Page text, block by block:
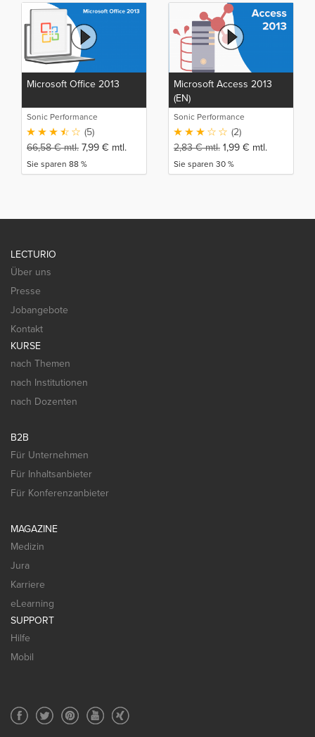
Microsoft Office 2013
Sonic Performance
(5)
66,58€mtl. 7,99 € mtl.
Sie sparen 88 %
Microsoft Access 2013
(EN)
Sonic Performance
(2)
2,83€mtl. 1,99 € mtl.
Sie sparen 30 %
LECTURIO
Über uns
Presse
Jobangebote
Kontakt
KURSE
nach Themen
nach Institutionen
nach Dozenten
B2B
Für Unternehmen
Für Inhaltsanbieter
Für Konferenzanbieter
MAGAZINE
Medizin
Jura
Karriere
eLearning
SUPPORT
Hilfe
Mobil